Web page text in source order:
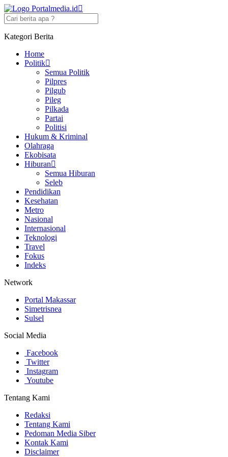
Kategori Berita
Home
Politik
Semua Politik
Pilpres
Pilgub
Pileg
Pilkada
Partai
Politisi
Hukum & Kriminal
Olahraga
Ekobisata
Hiburan
Semua Hiburan
Seleb
Pendidikan
Kesehatan
Metro
Nasional
Internasional
Teknologi
Travel
Fokus
Indeks
Network
Portal Makassar
Simetrisnea
Sulsel
Social Media
Facebook
Twitter
Instagram
Youtube
Tentang Kami
Redaksi
Tentang Kami
Pedoman Media Siber
Kontak Kami
Disclaimer